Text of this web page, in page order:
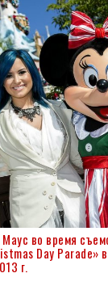
во время
Day Parade»
г.